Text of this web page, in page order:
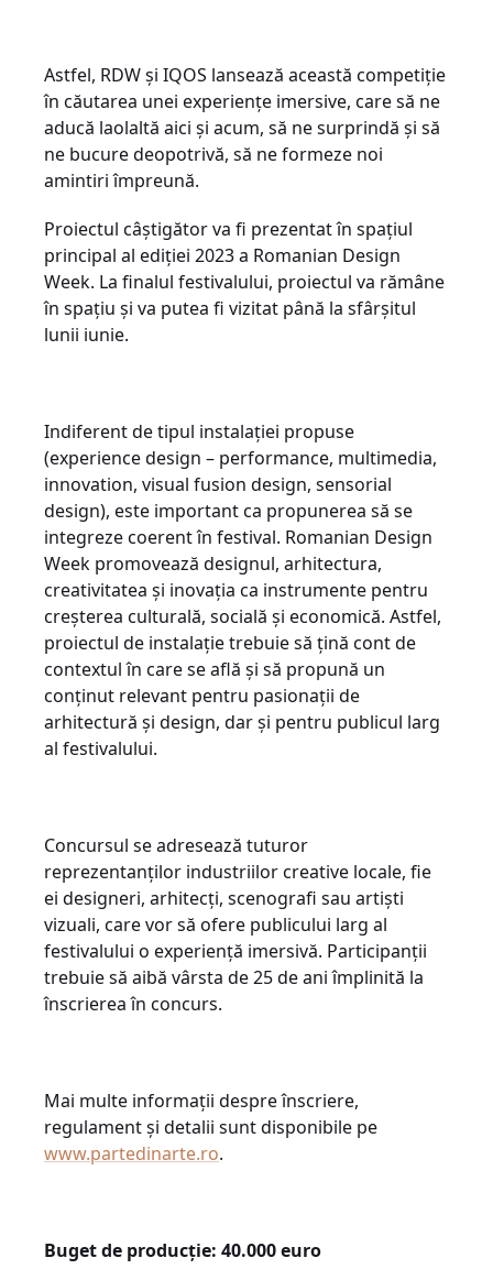
Astfel, RDW și IQOS lansează această competiție
în căutarea unei experiențe imersive, care să ne
aducă laolaltă aici și acum, să ne surprindă și să
ne bucure deopotrivă, să ne formeze noi
amintiri împreună.
Proiectul câștigător va fi prezentat în spațiul
principal al ediției 2023 a Romanian Design
Week. La finalul festivalului, proiectul va rămâne
în spațiu și va putea fi vizitat până la sfârșitul
lunii iunie.
Indiferent de tipul instalației propuse
(experience design – performance, multimedia,
innovation, visual fusion design, sensorial
design), este important ca propunerea să se
integreze coerent în festival. Romanian Design
Week promovează designul, arhitectura,
creativitatea și inovația ca instrumente pentru
creșterea culturală, socială și economică. Astfel,
proiectul de instalație trebuie să țină cont de
contextul în care se află și să propună un
conținut relevant pentru pasionații de
arhitectură și design, dar și pentru publicul larg
al festivalului.
Concursul se adresează tuturor
reprezentanților industriilor creative locale, fie
ei designeri, arhitecți, scenografi sau artiști
vizuali, care vor să ofere publicului larg al
festivalului o experiență imersivă. Participanții
trebuie să aibă vârsta de 25 de ani împlinită la
înscrierea în concurs.
Mai multe informații despre înscriere,
regulament și detalii sunt disponibile pe
www.partedinarte.ro.
Buget de producție: 40.000 euro